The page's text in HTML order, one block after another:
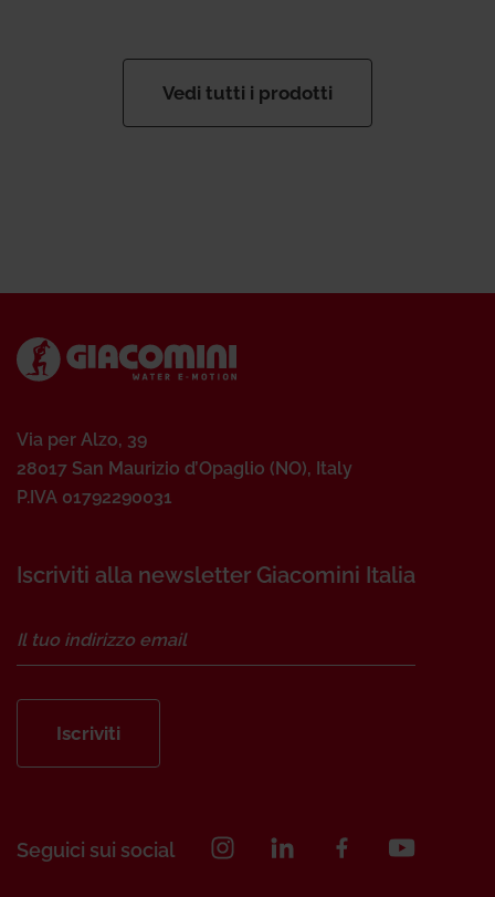
Vedi tutti i prodotti
Via per Alzo, 39
28017 San Maurizio d’Opaglio (NO), Italy
P.IVA 01792290031
Iscriviti alla newsletter Giacomini Italia
Iscriviti
Seguici sui social